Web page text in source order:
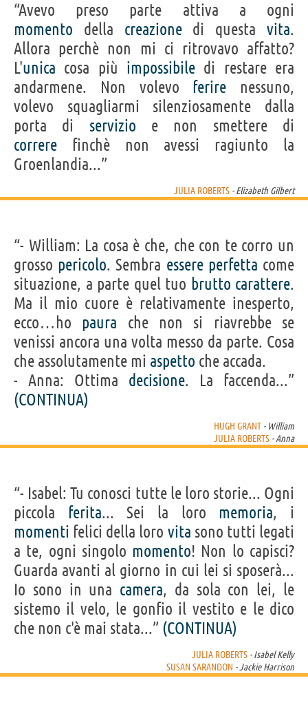
“Avevo preso parte attiva a ogni
momento della creazionedi questavita.
Allora perchè non mi ci ritrovavo affatto?
L'unica cosa più impossibile di restare era
andarmene. Non volevo ferire nessuno,
volevo squagliarmi silenziosamente dalla
porta di servizio e non smettere di
correre finchè non avessi ragiunto la
Groenlandia...”
JULIA ROBERTS - Elizabeth Gilbert
“- William: La cosa è che, che con te corro un
grosso pericolo. Sembra essere perfetta come
situazione, a parte quel tuo brutto carattere.
Ma il mio cuore è relativamente inesperto,
ecco…ho paura che non si riavrebbe se
venissi ancora una volta messo da parte. Cosa
che assolutamente mi aspetto che accada.
- Anna: Ottima decisione. La faccenda...”
(CONTINUA)
HUGH GRANT - William
JULIA ROBERTS - Anna
“- Isabel: Tu conosci tutte le loro storie... Ogni
piccola ferita... Sei la loro memoria, i
momenti felici della loro vita sono tutti legati
a te, ogni singolo momento! Non lo capisci?
Guarda avanti al giorno in cui lei si sposerà...
Io sono in una camera, da sola con lei, le
sistemo il velo, le gonfio il vestito e le dico
che non c'è mai stata...” (CONTINUA)
JULIA ROBERTS - Isabel Kelly
SUSAN SARANDON - Jackie Harrison